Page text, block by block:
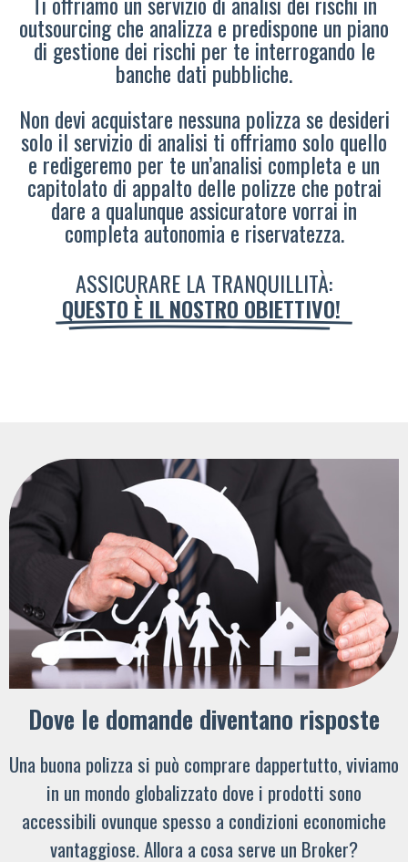
outsourcing che analizza e predispone un piano
di gestione dei rischi per te interrogando le
banche dati pubbliche.
Non devi acquistare nessuna polizza se desideri
solo il servizio di analisi ti offriamo solo quello
e redigeremo per te un’analisi completa e un
capitolato di appalto delle polizze che potrai
dare a qualunque assicuratore vorrai in
completa autonomia e riservatezza.
ASSICURARE LA TRANQUILLITÀ:
QUESTO È IL NOSTRO OBIETTIVO!
Dove le domande diventano risposte
Una buona polizza si può comprare dappertutto, viviamo
in un mondo globalizzato dove i prodotti sono
accessibili ovunque spesso a condizioni economiche
vantaggiose. Allora a cosa serve un Broker?